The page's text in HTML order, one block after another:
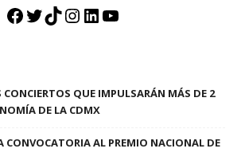
Facebook
Twitter
TikTok
Instagram
LinkedIn
YouTube
CONCIERTOS QUE IMPULSARÁN MÁS DE 2
DE LA CDMX
CONVOCATORIA AL PREMIO NACIONAL DE